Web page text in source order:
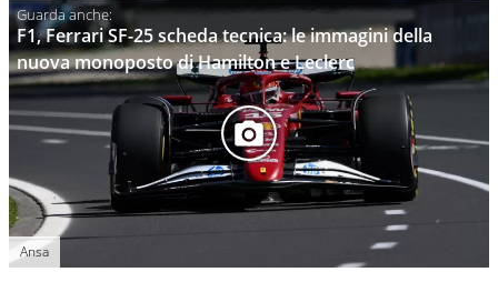
F1, Ferrari SF-25 scheda tecnica: le immagini della
nuova monoposto di Hamilton e Leclerc
Ansa